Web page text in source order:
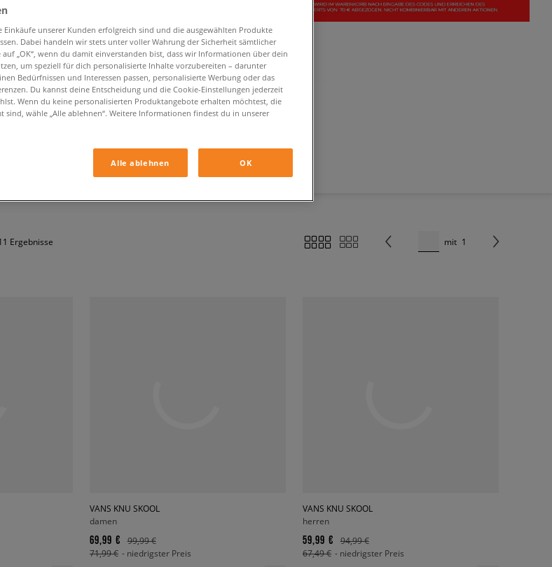
VANS KNU SKOOL
Ergebnisse mit 1
VANS KNU SKOOL
damen
69,99 €
99,99 €
71,99 € - niedrigster Preis
VANS KNU SKOOL
herren
59,99 €
94,99 €
67,49 € - niedrigster Preis
Einkäufe unserer Kunden erfolgreich sind und die ausgewählten Produkte
Dabei handeln wir stets unter voller Wahrung der Sicherheit sämtlicher
auf „OK“, wenn du damit einverstanden bist, dass wir Informationen über dein
um speziell für dich personalisierte Inhalte vorzubereiten – darunter
Bedürfnissen und Interessen passen, personalisierte Werbung oder das
Du kannst deine Entscheidung und die Cookie-Einstellungen jederzeit
Wenn du keine personalisierten Produktangebote erhalten möchtest, die
sind, wähle „Alle ablehnen“. Weitere Informationen findest du in unserer
Alle ablehnen OK